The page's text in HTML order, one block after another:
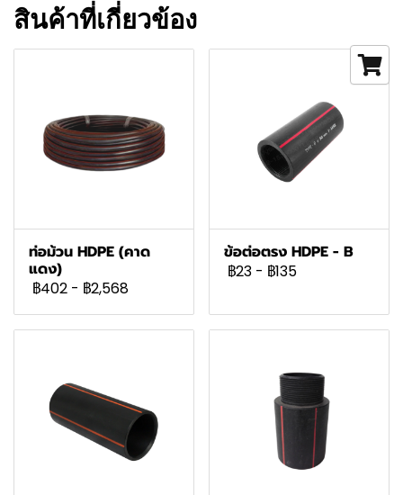
สินค้าที่เกี่ยวข้อง
ท่อม้วน HDPE (คาด
แดง)
฿402 - ฿2,568
ข้อต่อตรง HDPE - B
฿23 - ฿135